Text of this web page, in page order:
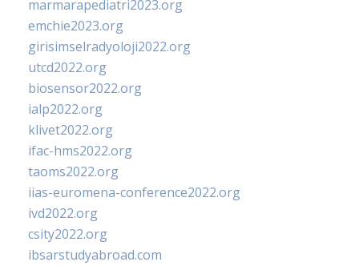
marmarapediatri2023.org
emchie2023.org
girisimselradyoloji2022.org
utcd2022.org
biosensor2022.org
ialp2022.org
klivet2022.org
ifac-hms2022.org
taoms2022.org
iias-euromena-conference2022.org
ivd2022.org
csity2022.org
ibsarstudyabroad.com